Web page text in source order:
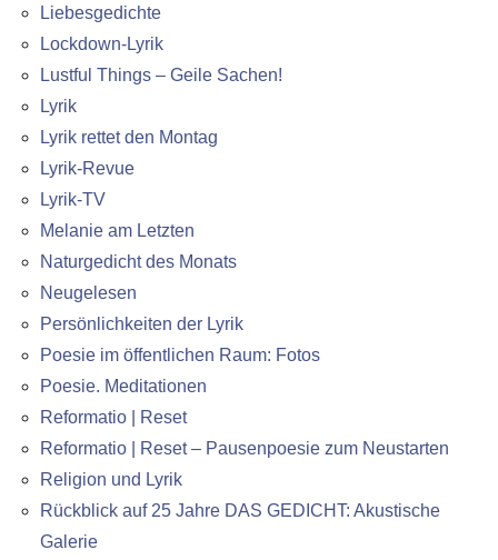
Liebesgedichte
Lockdown-Lyrik
Lustful Things – Geile Sachen!
Lyrik
Lyrik rettet den Montag
Lyrik-Revue
Lyrik-TV
Melanie am Letzten
Naturgedicht des Monats
Neugelesen
Persönlichkeiten der Lyrik
Poesie im öffentlichen Raum: Fotos
Poesie. Meditationen
Reformatio | Reset
Reformatio | Reset – Pausenpoesie zum Neustarten
Religion und Lyrik
Rückblick auf 25 Jahre DAS GEDICHT: Akustische
Galerie